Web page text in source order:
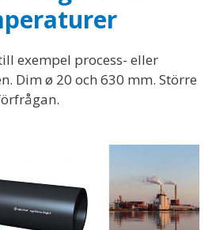
exempel process- eller
Dim ø 20 och 630 mm. Större